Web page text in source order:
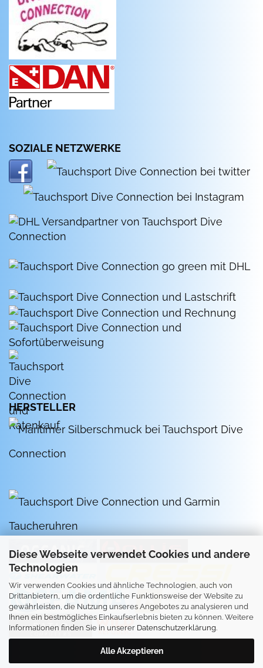
Diese Webseite verwendet Cookies und andere
Technologien
Wir verwenden Cookies und ähnliche Technologien, auch von
Drittanbietern, um die ordentliche Funktionsweise der Website zu
gewährleisten, die Nutzung unseres Angebotes zu analysieren und
Ihnen ein bestmögliches Einkaufserlebnis bieten zu können. Weitere
Informationen finden Sie in unserer Datenschutzerklärung.
Alle Akzeptieren
SOZIALE NETZWERKE
HERSTELLER